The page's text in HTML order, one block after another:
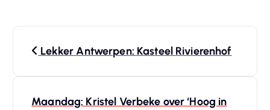
Lekker Antwerpen: Kasteel Rivierenhof
Maandag: Kristel Verbeke over ‘Hoog in